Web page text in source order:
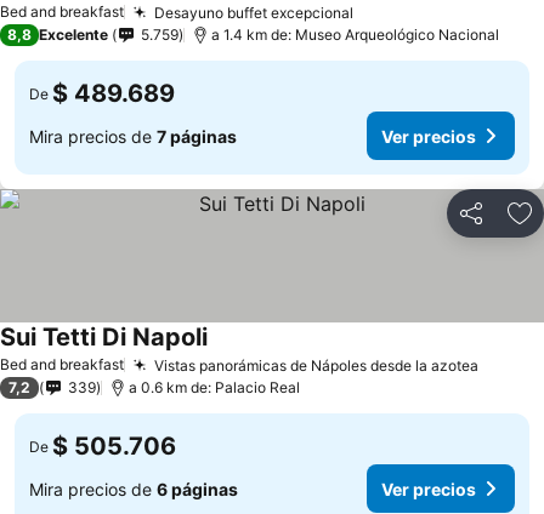
Bed and breakfast Desayuno buffet excepcional
8,8 Excelente 5.759 a 1.4 km de: Museo Arqueológico Nacional
De $ 489.689
Mira precios de 7 páginas Ver precios
Compartir
Bed and breakfast Vistas panorámicas de Nápoles desde la azotea
Sui Tetti Di Napoli
7,2 339 a 0.6 km de: Palacio Real
De $ 505.706
Mira precios de 6 páginas Ver precios